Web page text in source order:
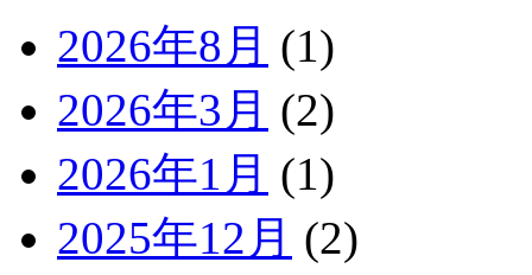
2026年8月 (1)
2026年3月 (2)
2026年1月 (1)
2025年12月 (2)